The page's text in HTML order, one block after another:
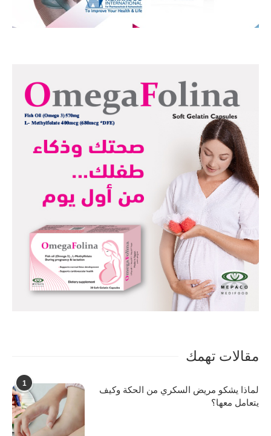
مقالات تهمك
1
لماذا يشكو مريض السكري من الحكة وكيف
يتعامل معها؟